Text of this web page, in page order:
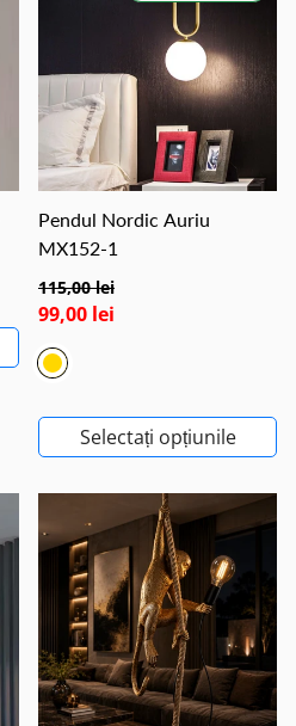
Pendul Nordic Auriu
MX152-1
115,00 lei
99,00 lei
Selectați opțiunile